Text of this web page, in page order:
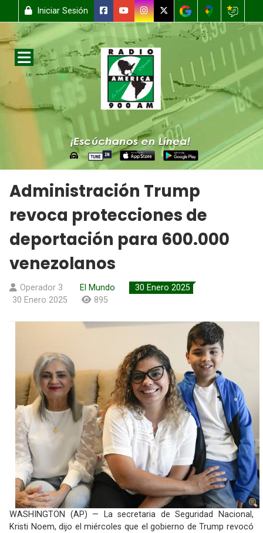
Iniciar Sesión
Administración Trump
revoca protecciones de
deportación para 600.000
venezolanos
Operador 3 El Mundo
30 Enero 2025
30 Enero 2025
895
WASHINGTON (AP) — La secretaria de Seguridad Nacional,
Kristi Noem, dijo el miércoles que el gobierno de Trump revocó